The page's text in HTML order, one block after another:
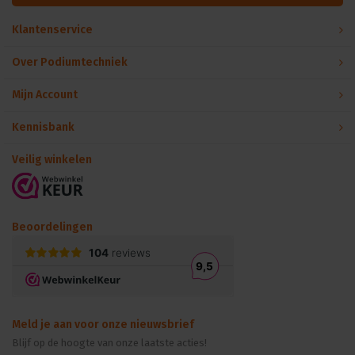
Klantenservice
Over Podiumtechniek
Mijn Account
Kennisbank
Veilig winkelen
Beoordelingen
Meld je aan voor onze nieuwsbrief
Blijf op de hoogte van onze laatste acties!